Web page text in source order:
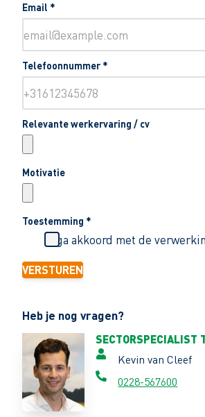
Email *
Telefoonnummer *
Relevante werkervaring / cv
Motivatie
Toestemming *
Ik ga akkoord met de
VERSTUREN
Heb je nog vragen?
SECTORSPECIALIST
Kevin van Cleef
0228-567600